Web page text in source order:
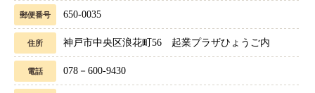
郵便番号 650-0035
住所 神戸市中央区浪花町56 起業プラザひょうご内
電話 078－600-9430